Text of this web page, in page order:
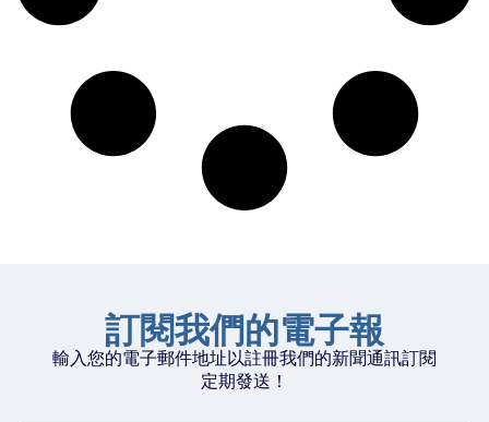
訂閱我們的電子報
輸入您的電子郵件地址以註冊我們的新聞通訊訂閱
定期發送！